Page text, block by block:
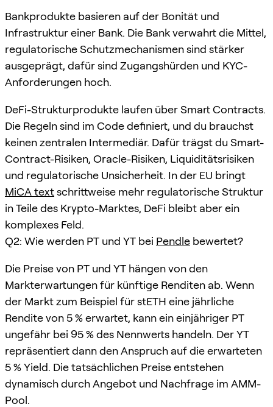
Bankprodukte basieren auf der Bonität und
Infrastruktur einer Bank. Die Bank verwahrt die Mittel,
regulatorische Schutzmechanismen sind stärker
ausgeprägt, dafür sind Zugangshürden und KYC-
Anforderungen hoch.
DeFi-Strukturprodukte laufen über Smart Contracts.
Die Regeln sind im Code definiert, und du brauchst
keinen zentralen Intermediär. Dafür trägst du Smart-
Contract-Risiken, Oracle-Risiken, Liquiditätsrisiken
und regulatorische Unsicherheit. In der EU bringt
MiCA textschrittweise mehr regulatorische Struktur
in Teile des Krypto-Marktes, DeFi bleibt aber ein
komplexes Feld.
Q2: Wie werden PT und YT bei Pendle bewertet?
Die Preise von PT und YT hängen von den
Markterwartungen für künftige Renditen ab. Wenn
der Markt zum Beispiel für stETH eine jährliche
Rendite von 5 % erwartet, kann ein einjähriger PT
ungefähr bei 95 % des Nennwerts handeln. Der YT
repräsentiert dann den Anspruch auf die erwarteten
5 % Yield. Die tatsächlichen Preise entstehen
dynamisch durch Angebot und Nachfrage im AMM-
Pool.